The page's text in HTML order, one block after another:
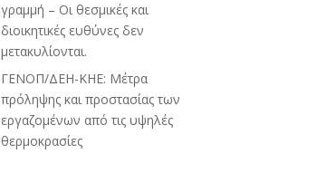
γραμμή – Οι θεσμικές και
διοικητικές ευθύνες δεν
μετακυλίονται.
ΓΕΝΟΠ/ΔΕΗ-ΚΗΕ: Μέτρα
πρόληψης και προστασίας των
εργαζομένων από τις υψηλές
θερμοκρασίες